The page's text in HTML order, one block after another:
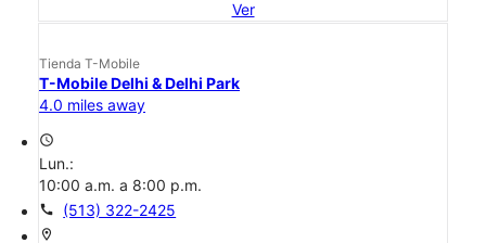
Ver
Tienda T-Mobile
T-Mobile Delhi & Delhi Park
4.0 miles away
access_time
Lun.:
10:00 a.m. a 8:00 p.m.
call (513) 322-2425
location_on